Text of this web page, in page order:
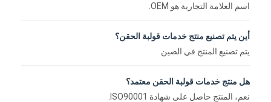
اسم العلامة التجارية هو OEM.
أين يتم تصنيع منتج خدمات قولبة الحقن؟
يتم تصنيع المنتج في الصين.
هل منتج خدمات قولبة الحقن معتمد؟
نعم، المنتج حاصل على شهادة ISO90001.